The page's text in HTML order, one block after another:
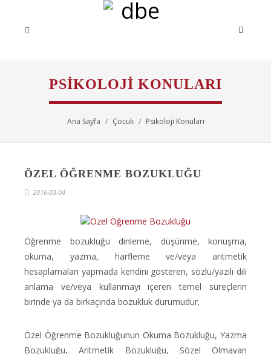
PSIKOLOJI KONULARI
Ana Sayfa Çocuk Psikoloji Konuları
ÖZEL ÖĞRENME BOZUKLUĞU
2016-03-04
Öğrenme bozukluğu dinleme, düşünme, konuşma,
okuma, yazma, harfleme ve/veya aritmetik
hesaplamaları yapmada kendini gösteren, sözlü/yazılı dili
anlama ve/veya kullanmayı içeren temel süreçlerin
birinde ya da birkaçında bozukluk durumudur.
Özel Öğrenme Bozukluğunun Okuma Bozukluğu, Yazma
Bozukluğu, Aritmetik Bozukluğu, Sözel Olmayan